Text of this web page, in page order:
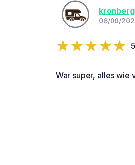
06/08/
War super, alles wie